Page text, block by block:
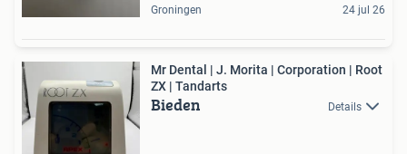
Groningen 24 jul 26
Mr Dental | J. Morita | Corporation | Root
ZX | Tandarts
Bieden Details